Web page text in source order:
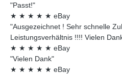
"Passt!"
★ ★ ★ ★ ★ eBay
"Ausgezeichnet ! Sehr schnelle
Leistungsverhältnis !!!! Vielen
★ ★ ★ ★ ★ eBay
"Vielen Dank"
★ ★ ★ ★ ★ eBay